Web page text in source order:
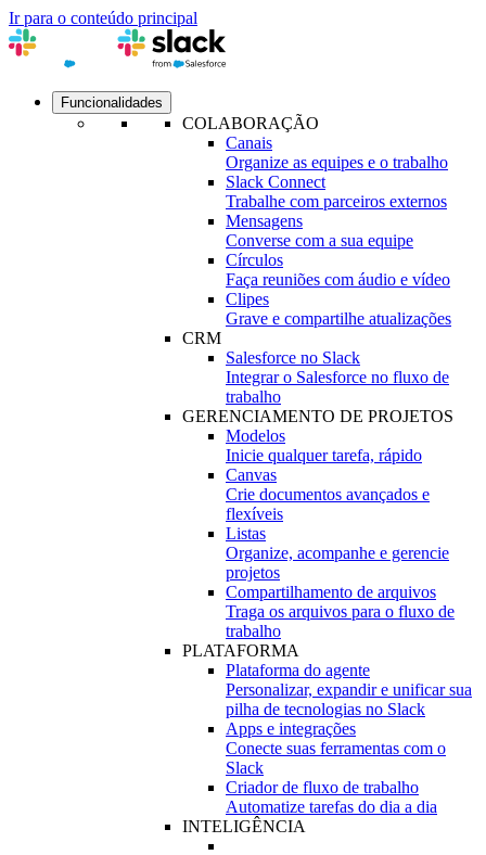
Ir para o conteúdo principal
Funcionalidades
COLABORAÇÃO
Canais
Organize as equipes e o trabalho
Slack Connect
Trabalhe com parceiros externos
Mensagens
Converse com a sua equipe
Círculos
Faça reuniões com áudio e vídeo
Clipes
Grave e compartilhe atualizações
CRM
Salesforce no Slack
Integrar o Salesforce no fluxo de
trabalho
GERENCIAMENTO DE PROJETOS
Modelos
Inicie qualquer tarefa, rápido
Canvas
Crie documentos avançados e
flexíveis
Listas
Organize, acompanhe e gerencie
projetos
Compartilhamento de arquivos
Traga os arquivos para o fluxo de
trabalho
PLATAFORMA
Plataforma do agente
Personalizar, expandir e unificar sua
pilha de tecnologias no Slack
Apps e integrações
Conecte suas ferramentas com o
Slack
Criador de fluxo de trabalho
Automatize tarefas do dia a dia
INTELIGÊNCIA